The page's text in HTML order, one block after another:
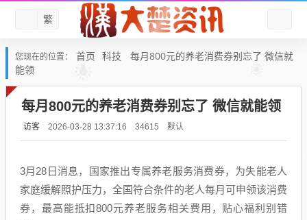
繁
您现在的位置： 首页 科技
每月800元的养老消费券别忘了 微信就
能领
每月800元的养老消费券别忘了 微信就能领
访客 2026-03-28 13:37:16 34615 默认
3月28日消息，国家推出专属养老服务消费券，为失能老人
家庭缓解照护压力，全国符合条件的老人每月可申领该消费
券，最高能抵扣800元养老服务相关费用，贴心福利别错